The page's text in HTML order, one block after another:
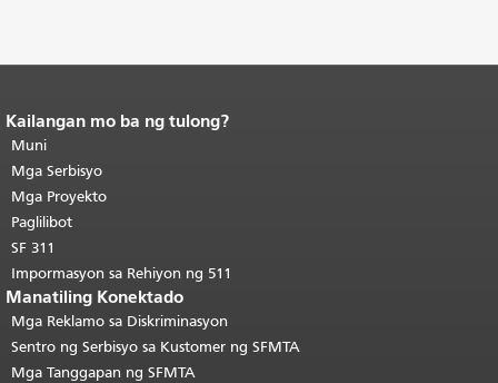
Katapusan ng nilalaman ng
pahina.
pahinang ito ay nauulit sa bawat
pahina.Bumalik sa tuktok ng
pangunahing nilalaman
Kailangan mo ba ng tulong?
Muni
Mga Serbisyo
Mga Proyekto
Paglilibot
SF 311
Impormasyon sa Rehiyon ng 511
Manatiling Konektado
Mga Reklamo sa Diskriminasyon
Sentro ng Serbisyo sa Kustomer ng SFMTA
Mga Tanggapan ng SFMTA